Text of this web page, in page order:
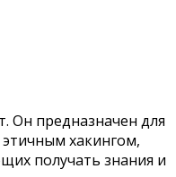
Он предназначен для
хакингом,
получать знания и